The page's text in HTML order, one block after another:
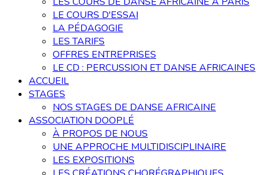
LE COURS D'ESSAI
LA PÉDAGOGIE
LES TARIFS
OFFRES ENTREPRISES
LE CD : PERCUSSION ET DANSE AFRICAINES
ACCUEIL
STAGES
NOS STAGES DE DANSE AFRICAINE
ASSOCIATION DOOPLÉ
À PROPOS DE NOUS
UNE APPROCHE MULTIDISCIPLINAIRE
LES EXPOSITIONS